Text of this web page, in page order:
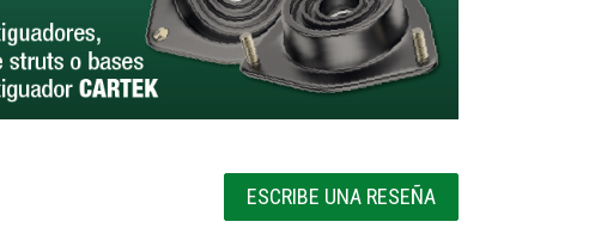
ESCRIBE UNA RESEÑA